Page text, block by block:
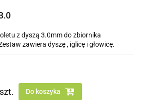
z dyszą 3.0mm do zbiornika
zawiera dyszę , iglicę i głowicę.
szt. Do koszyka